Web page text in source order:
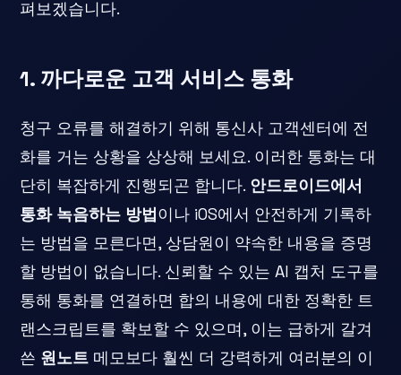
펴보겠습니다.
1. 까다로운 고객 서비스 통화
청구 오류를 해결하기 위해 통신사 고객센터에 전
화를 거는 상황을 상상해 보세요. 이러한 통화는 대
단히 복잡하게 진행되곤 합니다. 안드로이드에서
통화 녹음하는 방법이나 iOS에서 안전하게 기록하
는 방법을 모른다면, 상담원이 약속한 내용을 증명
할 방법이 없습니다. 신뢰할 수 있는 AI 캡처 도구를
통해 통화를 연결하면 합의 내용에 대한 정확한 트
랜스크립트를 확보할 수 있으며, 이는 급하게 갈겨
쓴 원노트 메모보다 훨씬 더 강력하게 여러분의 이